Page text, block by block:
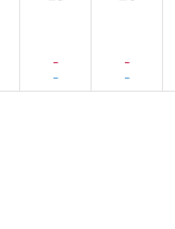
-
-
-
-